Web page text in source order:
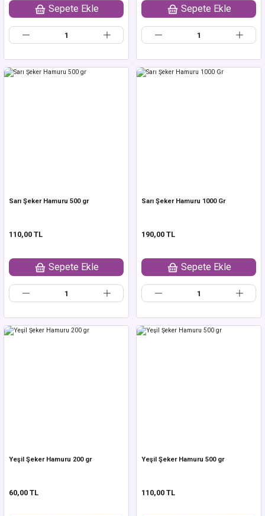
Sepete Ekle Sepete Ekle
Sarı Şeker Hamuru 500 gr
110,00 TL
Sepete Ekle
Sarı Şeker Hamuru 1000 Gr
190,00 TL
Sepete Ekle
Yeşil Şeker Hamuru 200 gr
60,00 TL
Yeşil Şeker Hamuru 500 gr
110,00 TL